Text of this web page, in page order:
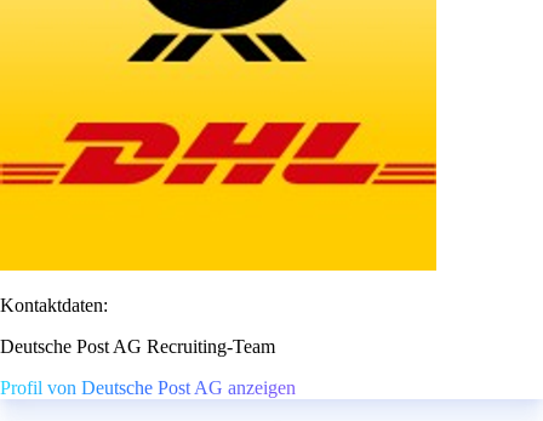
Kontaktdaten:
Deutsche Post AG Recruiting-Team
Profil von Deutsche Post AG anzeigen